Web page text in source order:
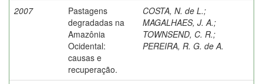
2007
Pastagens
degradadas na
Amazônia
Ocidental:
causas e
recuperação.
COSTA, N. de L.;
MAGALHAES, J. A.;
TOWNSEND, C. R.;
PEREIRA, R. G. de A.